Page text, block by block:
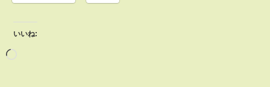
いいね: